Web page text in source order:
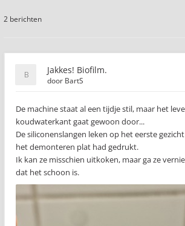
2 berichten
Jakkes! Biofilm.
door BartS
De machine staat al een tijdje stil, maar het
koudwaterkant gaat gewoon door...
De siliconenslangen leken op het eerste
het demonteren plat had gedrukt.
Ik kan ze misschien uitkoken, maar ga ze
dat het schoon is.